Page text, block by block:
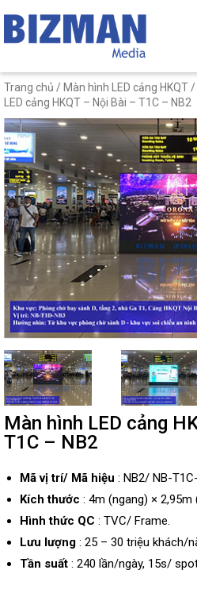
Trang chủ / Màn hình LED cảng HKQT /
LED cảng HKQT – Nội Bài – T1C – NB2
Màn hình LED cảng
T1C – NB2
Mã vị trí/ Mã hiệu : NB2/ NB-
Kích thước : 4m (ngang) × 2,95m
Hình thức QC : TVC/ Frame.
Lưu lượng : 25 – 30 triệu khách/
Tần suất : 240 lần/ngày, 15s/